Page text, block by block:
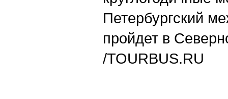
Петербургский
пройдет в
/TOURBUS.RU